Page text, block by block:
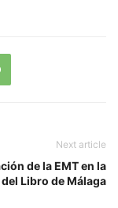
Next article
de la EMT en la
del Libro de Málaga